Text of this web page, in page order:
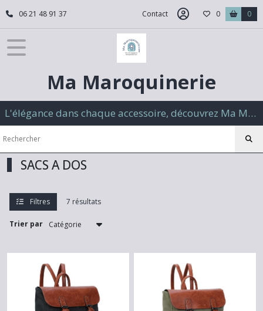
06 21 48 91 37 Contact 0 0
Ma Maroquinerie
L'élégance dans chaque accessoire, découvrez Ma Maroquinerie
SACS A DOS
Filtres 7 résultats
Trier par
Fermer
FILTRES
SACS
A
Afficher
résultats